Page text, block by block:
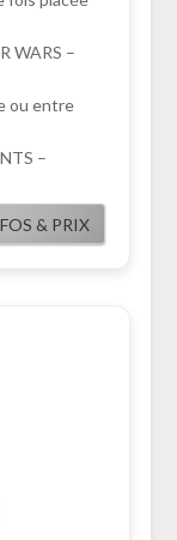
WARS –
ou entre
–
& PRIX